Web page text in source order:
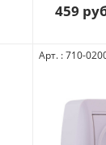
459
Арт. : 710-